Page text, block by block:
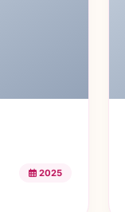
2025